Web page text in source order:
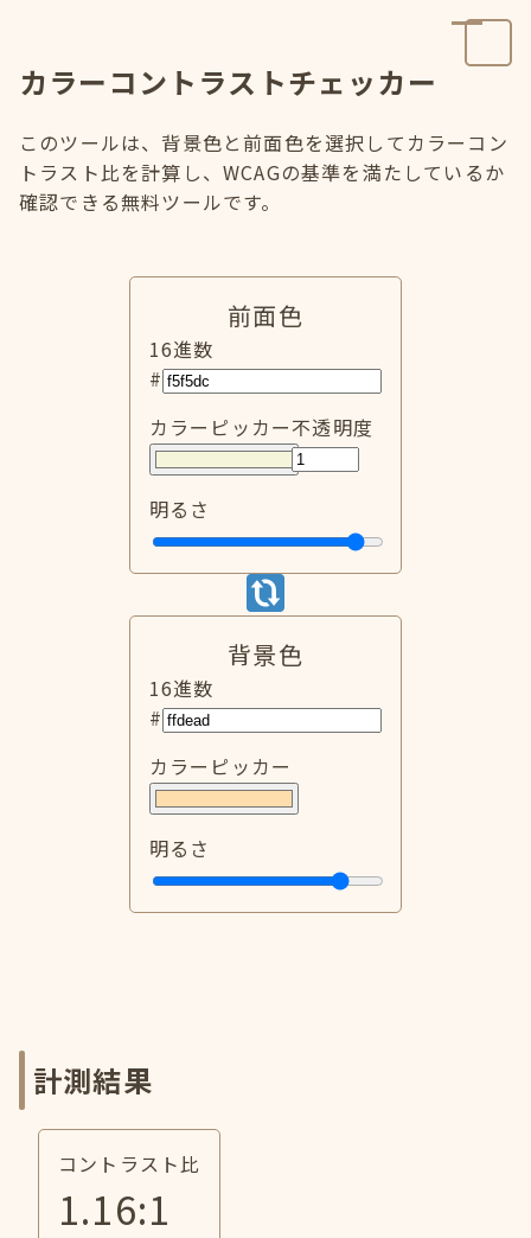
カラーコントラストチェッカー
このツールは、背景色と前面色を選択してカラーコン
トラスト比を計算し、WCAGの基準を満たしているか
確認できる無料ツールです。
前面色
16進数
#
カラーピッカー不透明度
明るさ
背景色
16進数
#
カラーピッカー
明るさ
計測結果
コントラスト比
1.16:1